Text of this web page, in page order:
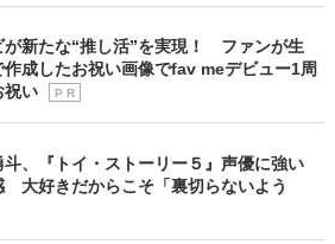
が新たな“推し活”を実現！ ファンが生
作成したお祝い画像でfav meデビュー1周
祝い
P R
斗、『トイ・ストーリー５』声優に強い
大好きだからこそ「裏切らないよう